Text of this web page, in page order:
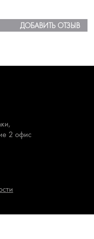
ДОБАВИТЬ ОТЗЫВ
2 офис